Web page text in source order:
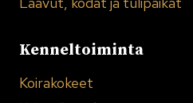
Kenneltoiminta
Koirakokeet